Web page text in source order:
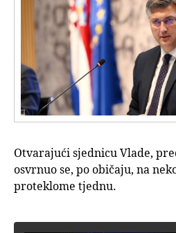
Otvarajući sjednicu Vlade,
osvrnuo se, po običaju, na
proteklome tjednu.